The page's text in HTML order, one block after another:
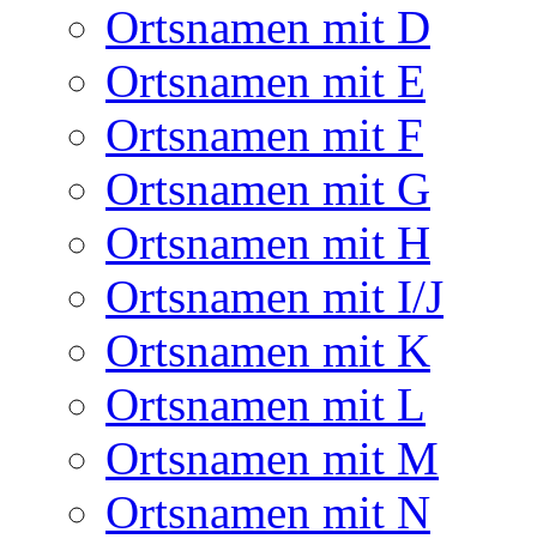
Ortsnamen mit D
Ortsnamen mit E
Ortsnamen mit F
Ortsnamen mit G
Ortsnamen mit H
Ortsnamen mit I/J
Ortsnamen mit K
Ortsnamen mit L
Ortsnamen mit M
Ortsnamen mit N